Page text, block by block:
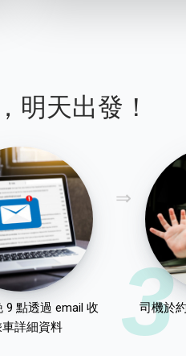
明天出發！
9 點透過 email 收
詳細資料
3
司機於